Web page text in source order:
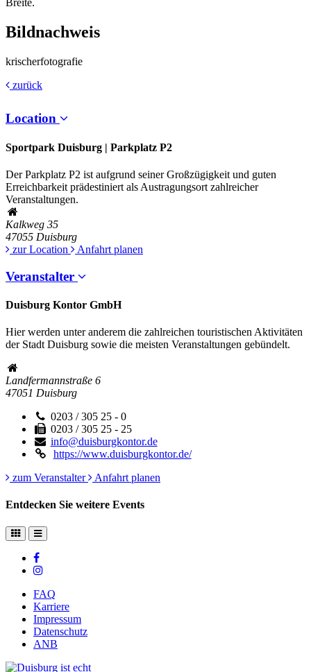
Bildnachweis
krischerfotografie
zurück
Location
Sportpark Duisburg | Parkplatz P2
Der Parkplatz P2 ist aufgrund seiner Großzügigkeit und guten
Erreichbarkeit prädestiniert als Austragungsort zahlreicher
Veranstaltungen.
Kalkweg 35
47055 Duisburg
zur Location
Anfahrt planen
Veranstalter
Duisburg Kontor GmbH
Hier werden unter anderem die zahlreichen touristischen Aktivitäten
der Stadt Duisburg sowie die meisten Veranstaltungen gebündelt.
Landfermannstraße 6
47051 Duisburg
0203 / 305 25 - 0
0203 / 305 25 - 25
info@duisburgkontor.de
https://www.duisburgkontor.de/
zum Veranstalter
Anfahrt planen
Entdecken Sie weitere Events
FAQ
Karriere
Impressum
Datenschutz
ANB